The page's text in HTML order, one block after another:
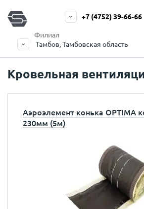
Филиал
Тамбов, Тамбовская область
+7 (4752) 39-66-66
Кровельная
Аэроэлемент конька OPTIMA
230мм (5м)